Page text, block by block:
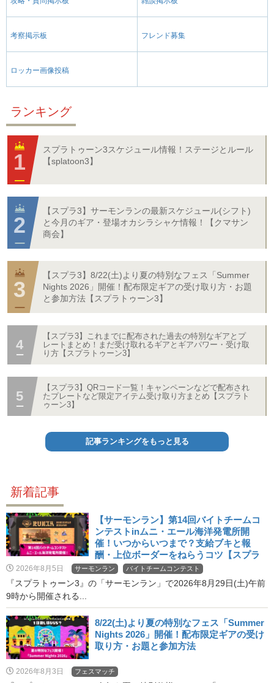
考察掲示板 フレンド募集
ロッカー画像投稿
ランキング
スプラトゥーン3スケジュール情報！ステージとルール
【splatoon3】
【スプラ3】サーモンランの最新スケジュール(シフト)
と今月のギア・登場オカシラシャケ情報！【クマサン
商会】
【スプラ3】8/22(土)より夏の特別なフェス「Summer
Nights 2026」開催！配布限定ギアの受け取り方・お題
と参加方法【スプラトゥーン3】
【スプラ3】これまでに配布された過去の特別なギアとプ
レートまとめ！まだ受け取れるギアとギアパワー・受け取
り方【スプラトゥーン3】
【スプラ3】QRコード一覧！キャンペーンなどで配布され
たプレートなど限定アイテム受け取り方まとめ【スプラト
ゥーン3】
記事ランキングをもっと見る
新着記事
【サーモンラン】第14回バイトチームコ
ンテストinムニ・エール海洋発電所開
催！いつからいつまで？支給ブキと報
酬・上位ボーダーをねらうコツ【スプラ
3・バチコン】
2026年8月5日 サーモンラン バイトチームコンテスト
『スプラトゥーン3』の「サーモンラン」で2026年8月29日(土)午前
9時から開催される...
8/22(土)より夏の特別なフェス「Summer
Nights 2026」開催！配布限定ギアの受け
取り方・お題と参加方法
2026年8月3日 フェスマッチ